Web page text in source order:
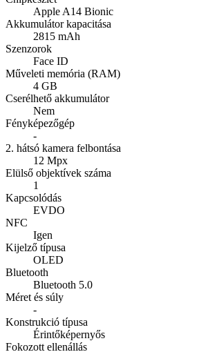
Apple A14 Bionic
Akkumulátor kapacitása
2815 mAh
Szenzorok
Face ID
Műveleti memória (RAM)
4 GB
Cserélhető akkumulátor
Nem
Fényképezőgép
-
2. hátsó kamera felbontása
12 Mpx
Elülső objektívek száma
1
Kapcsolódás
EVDO
NFC
Igen
Kijelző típusa
OLED
Bluetooth
Bluetooth 5.0
Méret és súly
-
Konstrukció típusa
Érintőképernyős
Fokozott ellenállás